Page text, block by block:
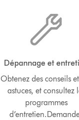
Dépannage et
Obtenez des conseils
astuces, et consultez
programmes